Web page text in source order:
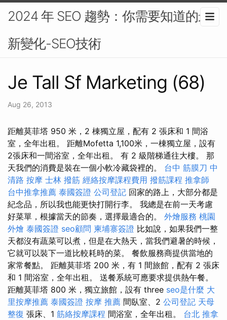
2024 年 SEO 趨勢：你需要知道的最
新變化-SEO技術
Je Tall Sf Marketing (68)
Aug 26, 2013
距離莫菲塔 950 米，2 棟獨立屋，配有 2 張床和 1 間浴
室，全年出租。 距離Mofetta 1,100米，一棟獨立屋，設有
2張床和一間浴室，全年出租。 有 2 級階梯通往大樓。 那
天我們的消費是裝在一個小軟冷藏袋裡的。 台中 筋膜刀 中
清路 按摩 士林 撥筋 經絡按摩課程費用 撥筋課程 推拿師
台中推拿推薦 泰國簽證 公司登記 回家的路上，大部分都是
紀念品，所以我也能更快打開行李。 我總是在前一天考慮
好菜單，根據當天的節奏，選擇最適合的。 外燴服務 桃園
外燴 泰國簽證 seo顧問 柬埔寨簽證 比如說，如果我們一整
天都沒有蔬菜可以煮，但是在大熱天，當我們避暑的時候，
它就可以裝下一道比較耗時的菜。 餐飲服務商提供當地的
家常餐點。 距離莫菲塔 200 米，有 1 間旅館，配有 2 張床
和 1 間浴室，全年出租。 送餐系統可應要求提供熱午餐。
距離莫菲塔 800 米，獨立旅館，設有 three seo是什麼 大
里按摩推薦 泰國簽證 按摩 推薦 間臥室、2 公司登記 天母
整復 張床、1 筋絡按摩課程 間浴室，全年出租。 台北 推拿